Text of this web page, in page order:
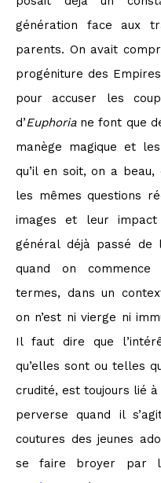
génération face aux
parents. On avait
progéniture des
pour accuser les
d’Euphoriane font que
manège magique et
qu’il en soit, on a
les mêmes questions
images et leur
général déjà passé de
quand on commence
termes, dans un
on n’est ni vierge ni
Il faut dire que
qu’elles sont ou telles
crudité, est toujours lié
perverse quand il
coutures des jeunes
se faire broyer par